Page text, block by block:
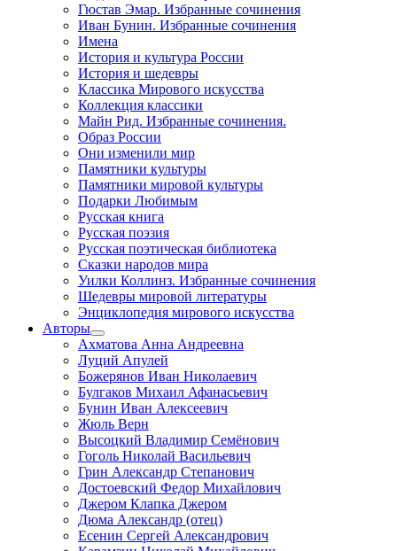
Гюстав Эмар. Избранные сочинения
Иван Бунин. Избранные сочинения
Имена
История и культура России
История и шедевры
Классика Мирового искусства
Коллекция классики
Майн Рид. Избранные сочинения.
Образ России
Они изменили мир
Памятники культуры
Памятники мировой культуры
Подарки Любимым
Русская книга
Русская поэзия
Русская поэтическая библиотека
Сказки народов мира
Уилки Коллинз. Избранные сочинения
Шедевры мировой литературы
Энциклопедия мирового искусства
Авторы
Ахматова Анна Андреевна
Луций Апулей
Божерянов Иван Николаевич
Булгаков Михаил Афанасьевич
Бунин Иван Алексеевич
Жюль Верн
Высоцкий Владимир Семёнович
Гоголь Николай Васильевич
Грин Александр Степанович
Достоевский Федор Михайлович
Джером Клапка Джером
Дюма Александр (отец)
Есенин Сергей Александрович